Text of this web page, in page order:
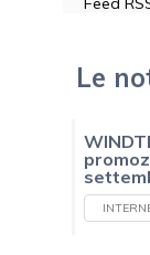
Le